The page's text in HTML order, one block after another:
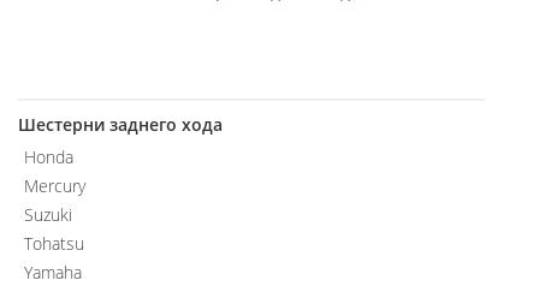
Шестерни заднего хода
Honda
Mercury
Suzuki
Tohatsu
Yamaha